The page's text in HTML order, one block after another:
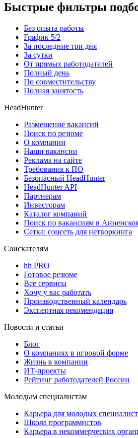
Быстрые фильтры
Без опыта работы
График 5/2
За последние три дня
За сутки
От прямых работодателей
Полный день
По совместительству
Полная занятость
HeadHunter
Размещение вакансий
Поиск по резюме
О компании
Наши вакансии
Реклама на сайте
Требования к ПО
Безопасный HeadHunter
HeadHunter API
Партнерам
Инвесторам
Каталог компаний
Поиск по вакансиям в
Сетка: соцсеть для нетворкинга
Соискателям
hh PRO
Готовое резюме
Все сервисы
Хочу у вас работать
Производственный календарь
Экспертная рекомендация
Новости и статьи
Блог
О компаниях в игровой форме
Жизнь в компании
ИТ-проекты
Рейтинг работодателей России
Молодым специалистам
Карьера для молодых
Школа программистов
Карьера в некоммерческих